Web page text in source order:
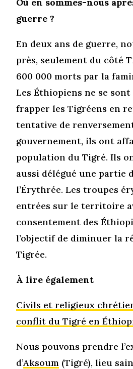
guerre ?
En deux ans de guerre,
près, seulement du côté
600 000 morts par la
Les Éthiopiens ne se
frapper les Tigréens en
tentative de
gouvernement, ils ont
population du Tigré. Ils
aussi délégué une partie
l’Érythrée. Les troupes
entrées sur le territoire
consentement des
l’objectif de diminuer la
Tigrée.
À lire également
Civils et religieux
conflit du Tigré en
Nous pouvons prendre
d’Aksoum (Tigré), lieu